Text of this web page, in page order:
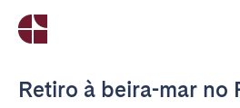
Retiro à beira-mar no